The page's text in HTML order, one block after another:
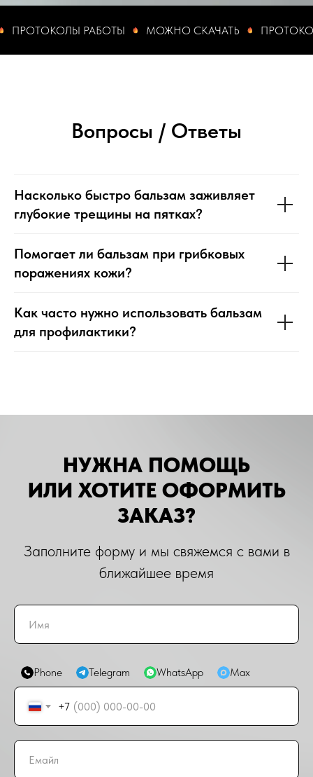
РАБОТЫ МОЖНО СКАЧАТЬ ПРОТОКОЛЫ
Вопросы / Ответы
Насколько быстро бальзам заживляет
глубокие трещины на пятках?
Помогает ли бальзам при грибковых
поражениях кожи?
Как часто нужно использовать бальзам
для профилактики?
НУЖНА ПОМОЩЬ
ИЛИ ХОТИТЕ ОФОРМИТЬ
ЗАКАЗ?
Заполните форму и мы свяжемся с вами в
ближайшее время
Phone Telegram WhatsApp Max
+7